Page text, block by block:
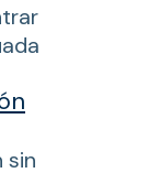
sin